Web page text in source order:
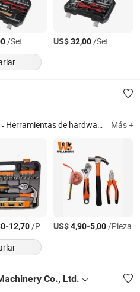
/Set US$32,00/Set
Herramientas de hardware, herramientas manuales, herramientas eléctricas, pinzas de bloqueo, llave, destornillador, cinta métrica, martillo, hacha, pistola de vidrio, sierra, barras, nivel, medidor de distancia Más +
-12,70/Pieza US$4,90-5,00/Pieza
Co., Ltd.